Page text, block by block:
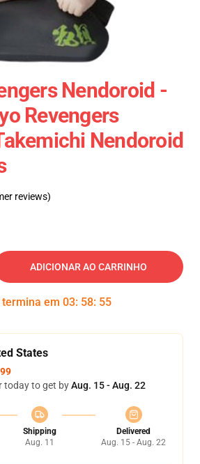
Nendoroid -
Revengers
Nendoroid
reviews)
ADICIONAR AO CARRINHO
em 03: 58: 54
States
today to get byAug. 15 - Aug. 22
Shipping
Aug. 11
Delivered
Aug. 15 - Aug. 22